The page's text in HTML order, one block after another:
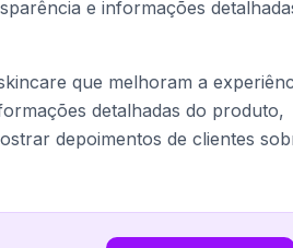
e informações
que melhoram a
detalhadas do produto,
depoimentos de clientes